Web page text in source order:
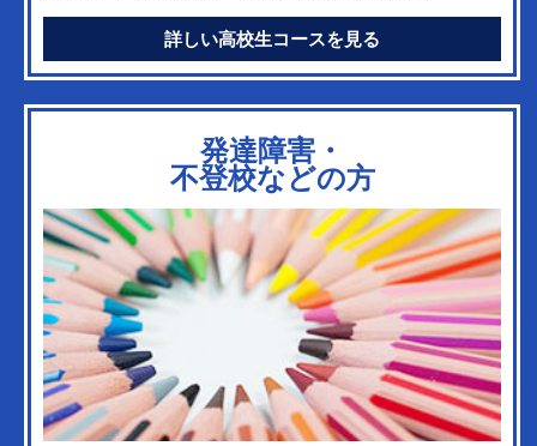
詳しい高校生コースを見る
発達障害・
不登校などの方